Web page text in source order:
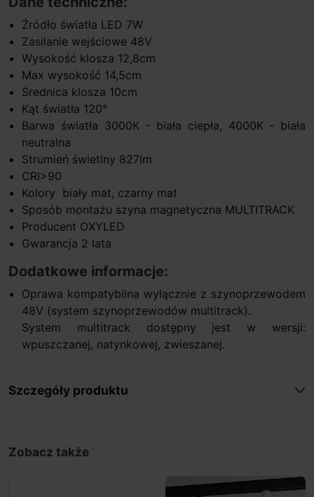
Źródło światła LED 7W
Zasilanie wejściowe 48V
Wysokość klosza 12,8cm
Max wysokość 14,5cm
Średnica klosza 10cm
Kąt światła 120°
Barwa światła 3000K - biała ciepła, 4000K - biała
neutralna
Strumień świetlny 827lm
CRI>90
Kolory biały mat, czarny mat
Sposób montażu szyna magnetyczna MULTITRACK
Producent OXYLED
Gwarancja 2 lata
Dodatkowe informacje:
Oprawa kompatybilna wyłącznie z szynoprzewodem
48V (system szynoprzewodów multitrack).
System multitrack dostępny jest w wersji:
wpuszczanej, natynkowej, zwieszanej.
Szczegóły produktu
Zobacz także